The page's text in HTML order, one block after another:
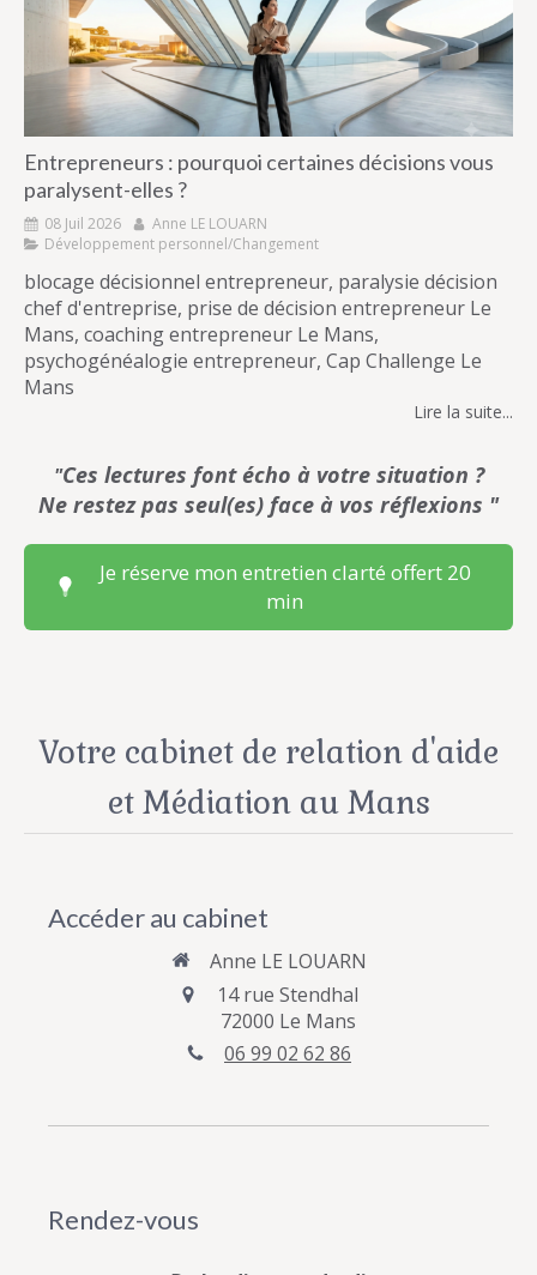
Entrepreneurs : pourquoi certaines décisions vous
paralysent-elles ?
08 Juil 2026
Anne LE LOUARN
Développement personnel/Changement
blocage décisionnel entrepreneur, paralysie décision
chef d'entreprise, prise de décision entrepreneur Le
Mans, coaching entrepreneur Le Mans,
psychogénéalogie entrepreneur, Cap Challenge Le
Mans
Lire la suite...
"Ces lectures font écho à votre situation ?
Ne restez pas seul(es) face à vos réflexions "
Je réserve mon entretien clarté offert 20
min
Votre cabinet de relation d'aide
et Médiation au Mans
Accéder au cabinet
Anne LE LOUARN
14 rue Stendhal
72000 Le Mans
06 99 02 62 86
Rendez-vous